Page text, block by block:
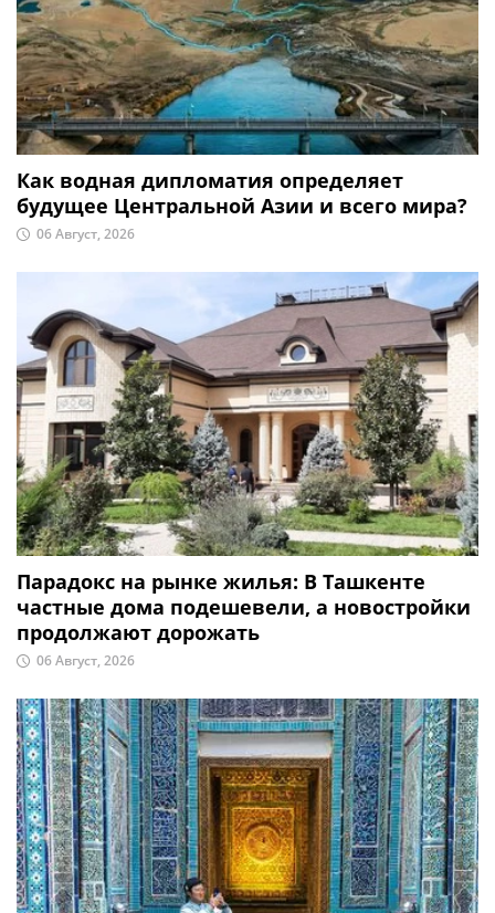
Как водная дипломатия определяет
будущее Центральной Азии и всего мира?
06 Август, 2026
Парадокс на рынке жилья: В Ташкенте
частные дома подешевели, а новостройки
продолжают дорожать
06 Август, 2026